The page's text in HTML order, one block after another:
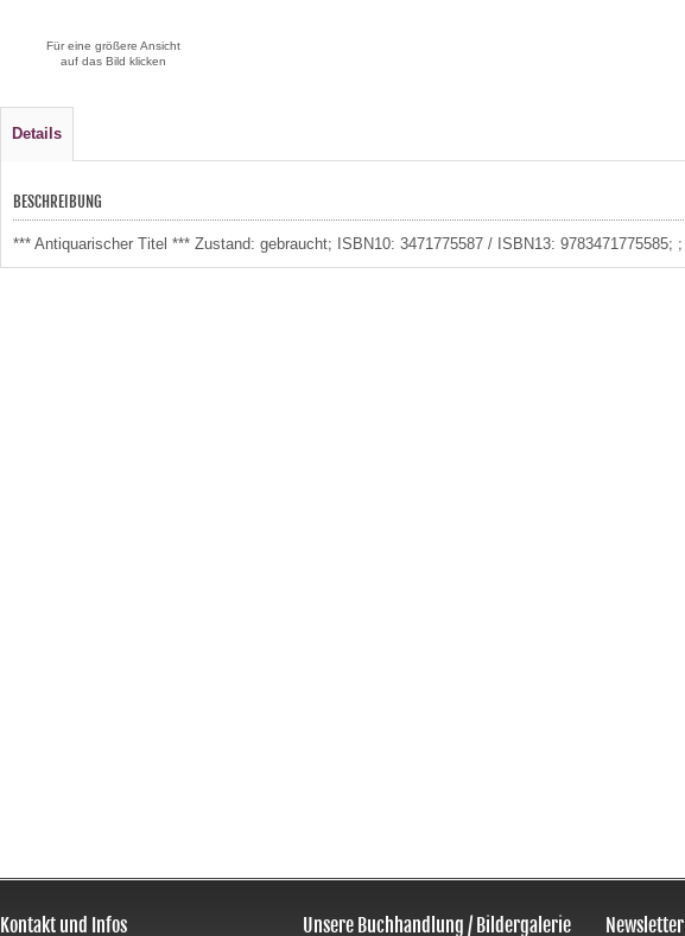
Für eine größere Ansicht
auf das Bild klicken
Details
BESCHREIBUNG
*** Antiquarischer Titel *** Zustand: gebraucht; ISBN10: 3471775587 / ISBN13: 9783471775585;
Kontakt und Infos Unsere Buchhandlung / Bildergalerie